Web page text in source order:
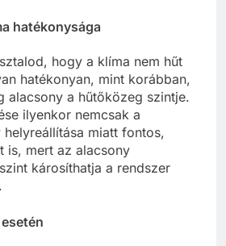
hatékonysága
hogy a klíma nem hűt
hatékonyan, mint korábban,
alacsony a hűtőközeg szintje.
ilyenkor nemcsak a
helyreállítása miatt fontos,
is, mert az alacsony
károsíthatja a rendszer